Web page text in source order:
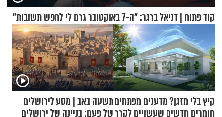
קוד פתוח | דניאל ברגר: "ה-7 באוקטובר גרם לי לחפש תשובות"
קיץ בלי מזגן? מדענים מפתחים
חומרים חדשים שעשויים לקרר
תשעה באב | מסע לירושלים
של פעם: בניינה של ירושלים